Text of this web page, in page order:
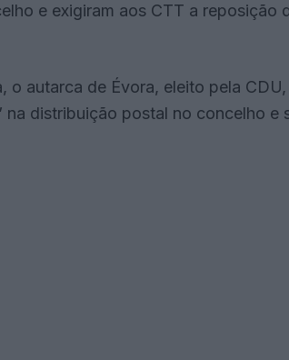
e exigiram aos CTT a reposição
o autarca de Évora, eleito pela
distribuição postal no concelho e